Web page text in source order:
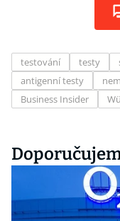
testování testy
antigenní testy
Business Insider